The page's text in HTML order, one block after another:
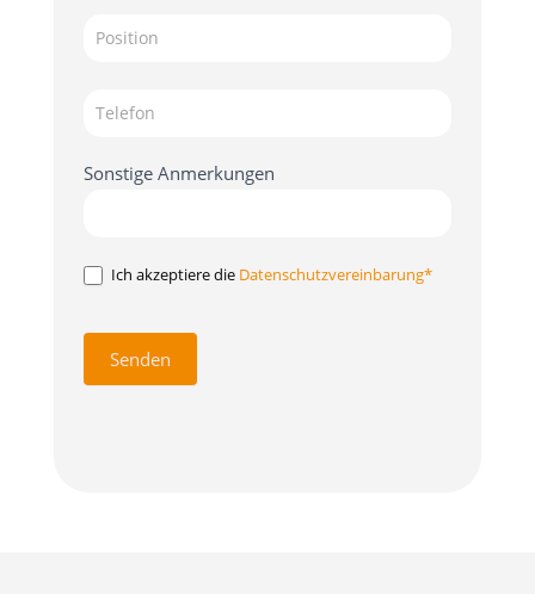
Sonstige Anmerkungen
Ich akzeptiere die Datenschutzvereinbarung*
Senden